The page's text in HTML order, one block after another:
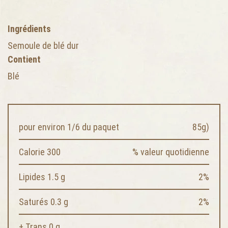
Ingrédients
Semoule de blé dur
Contient
Blé
pour environ 1/6 du paquet 85g)
Calorie 300 % valeur quotidienne
Lipides 1.5 g 2%
Saturés 0.3 g 2%